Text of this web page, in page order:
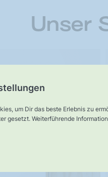
um Dir das beste Erlebnis zu
gesetzt. Weiterführende
Unser